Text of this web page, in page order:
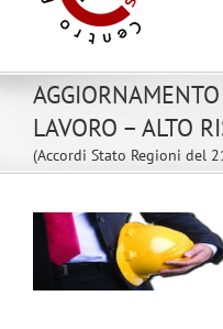
LAVORO – ALTO
(Accordi Stato Regioni del
Ingrandisci
immagine